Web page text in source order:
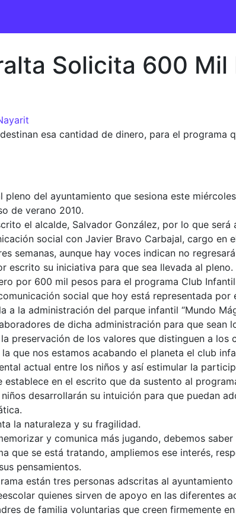
Solicita 600
esa cantidad de dinero, para el programa
pleno del ayuntamiento que sesiona este
de verano 2010.
el alcalde, Salvador González, por lo que
social con Javier Bravo Carbajal, cargo en
semanas, aunque hay voces indican no
escrito su iniciativa para que sea llevada al pleno.
por 600 mil pesos para el programa Club
social que hoy está representada por
la administración del parque infantil “Mundo
de dicha administración para que sean
preservación de los valores que distinguen a los
que nos estamos acabando el planeta el club
actual entre los niños y así estimular la
en el escrito que da sustento al
desarrollarán su intuición para que puedan
la naturaleza y su fragilidad.
y comunica más jugando, debemos
que se está tratando, ampliemos ese interés,
pensamientos.
están tres personas adscritas al
quienes sirven de apoyo en las diferentes
de familia voluntarias que creen firmemente